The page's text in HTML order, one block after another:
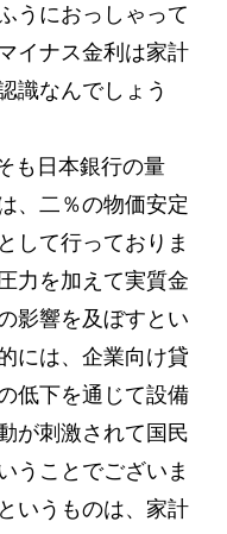
うにおっしゃって
イナス金利は家計
識なんでしょう
も日本銀行の量
、二％の物価安定
して行っておりま
力を加えて実質金
影響を及ぼすとい
には、企業向け貸
低下を通じて設備
が刺激されて国民
うことでございま
いうものは、家計